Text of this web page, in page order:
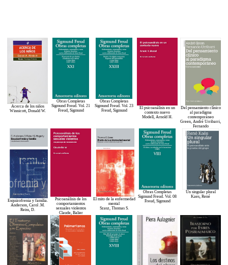
Acerca de los niños
Winnicott, Donald W.
Obras Completas
Sigmund Freud. Vol. 21
Freud, Sigmund
Obras Completas
Sigmund Freud. Vol. 23
Freud, Sigmund
El psicoanálisis en un
contexto nuevo
Modell, Arnold H.
Del pensamiento clínico
al paradigma
contemporáneo
Green, André Urribarri,
Fernando
Esquizofrenia y familia.
Anderson, Carol .M.
Reiss, D.
Psicoanálisis de los
comportamientos
sexuales violentos
Claude, Balier
El mito de la enfermedad
mental
Szasz, Thomas S.
Obras Completas
Sigmund Freud. Vol. 08
Freud, Sigmund
Un singular plural
Kaes, René